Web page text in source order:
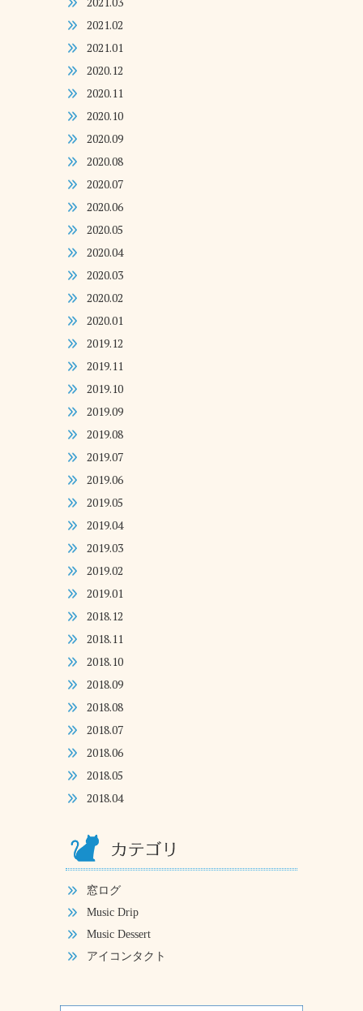
2021.02
2021.01
2020.12
2020.11
2020.10
2020.09
2020.08
2020.07
2020.06
2020.05
2020.04
2020.03
2020.02
2020.01
2019.12
2019.11
2019.10
2019.09
2019.08
2019.07
2019.06
2019.05
2019.04
2019.03
2019.02
2019.01
2018.12
2018.11
2018.10
2018.09
2018.08
2018.07
2018.06
2018.05
2018.04
窓ログ
Music Drip
Music Dessert
アイコンタクト